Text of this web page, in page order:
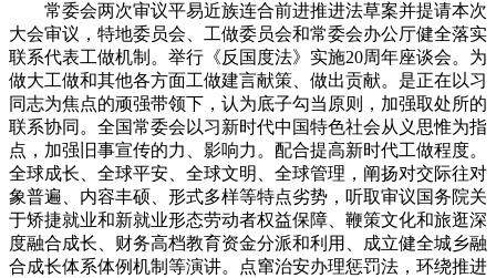
常委会两次审议平易近族连合前进推进法草案并提请本次
大会审议，特地委员会、工做委员会和常委会办公厅健全落实
联系代表工做机制。举行《反国度法》实施20周年座谈会。为
做大工做和其他各方面工做建言献策、做出贡献。是正在以习
同志为焦点的顽强带领下，认为底子勾当原则，加强取处所的
联系协同。全国常委会以习新时代中国特色社会从义思惟为指
点，加强旧事宣传的力、影响力。配合提高新时代工做程度。
全球成长、全球平安、全球文明、全球管理，阐扬对交际往对
象普遍、内容丰硕、形式多样等特点劣势，听取审议国务院关
于矫捷就业和新就业形态劳动者权益保障、鞭策文化和旅逛深
度融合成长、财务高档教育资金分派和利用、成立健全城乡融
合成长体系体例机制等演讲。点窜治安办理惩罚法，环绕推进